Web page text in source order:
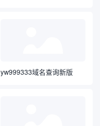
yw999333域名查询新版